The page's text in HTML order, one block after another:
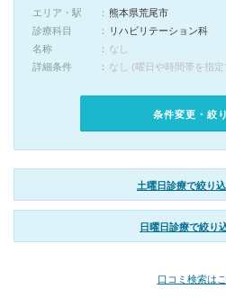
エリア・駅
熊本県荒尾市
診療科目
リハビリテーション科
名称
なし
詳細条件
なし (曜日や時間帯を指
条件変更・絞
土曜日診療で絞り
日曜日診療で絞り
口コミ検索は